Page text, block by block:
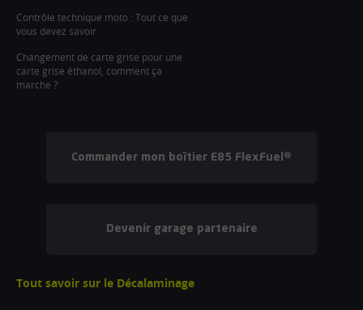
Contrôle technique moto : Tout ce que
vous devez savoir
Changement de carte grise pour une
carte grise éthanol, comment ça
marche ?
Commander mon boîtier E85 FlexFuel®
Devenir garage partenaire
Tout savoir sur le Décalaminage